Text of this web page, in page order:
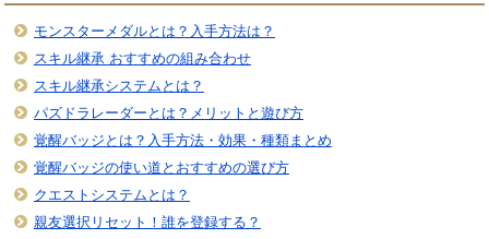
モンスターメダルとは？入手方法は？
スキル継承 おすすめの組み合わせ
スキル継承システムとは？
パズドラレーダーとは？メリットと遊び方
覚醒バッジとは？入手方法・効果・種類まとめ
覚醒バッジの使い道とおすすめの選び方
クエストシステムとは？
親友選択リセット！誰を登録する？